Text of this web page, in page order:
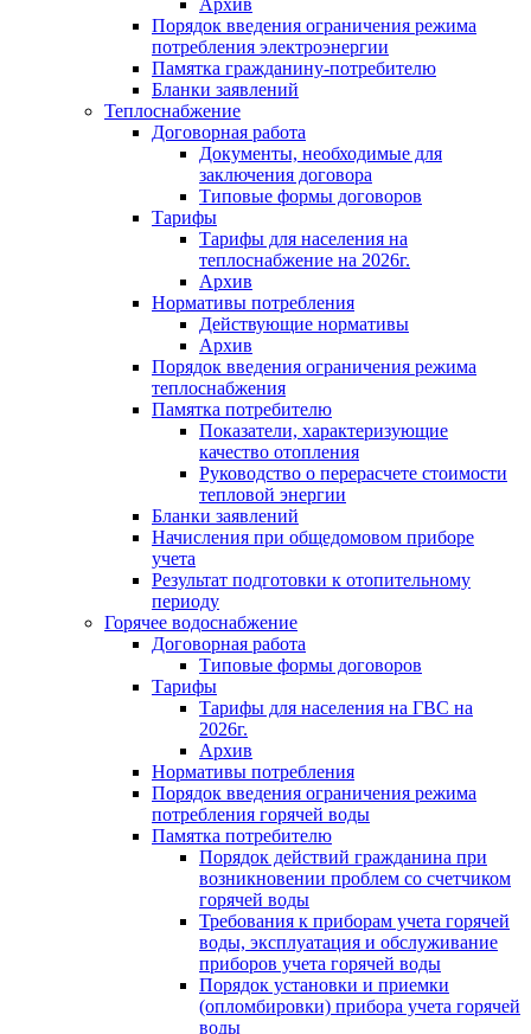
Архив
Порядок введения ограничения режима
потребления электроэнергии
Памятка гражданину-потребителю
Бланки заявлений
Теплоснабжение
Договорная работа
Документы, необходимые для
заключения договора
Типовые формы договоров
Тарифы
Тарифы для населения на
теплоснабжение на 2026г.
Архив
Нормативы потребления
Действующие нормативы
Архив
Порядок введения ограничения режима
теплоснабжения
Памятка потребителю
Показатели, характеризующие
качество отопления
Руководство о перерасчете стоимости
тепловой энергии
Бланки заявлений
Начисления при общедомовом приборе
учета
Результат подготовки к отопительному
периоду
Горячее водоснабжение
Договорная работа
Типовые формы договоров
Тарифы
Тарифы для населения на ГВС на
2026г.
Архив
Нормативы потребления
Порядок введения ограничения режима
потребления горячей воды
Памятка потребителю
Порядок действий гражданина при
возникновении проблем со счетчиком
горячей воды
Требования к приборам учета горячей
воды, эксплуатация и обслуживание
приборов учета горячей воды
Порядок установки и приемки
(опломбировки) прибора учета горячей
воды